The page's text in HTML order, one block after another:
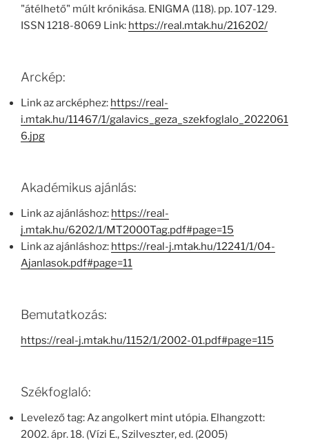
"átélhető" múlt krónikása. ENIGMA (118). pp. 107-129.
ISSN 1218-8069 Link: https://real.mtak.hu/216202/
Arckép:
Link az arcképhez: https://real-
i.mtak.hu/11467/1/galavics_geza_szekfoglalo_2022061
6.jpg
Akadémikus ajánlás:
Link az ajánláshoz: https://real-
j.mtak.hu/6202/1/MT2000Tag.pdf#page=15
Link az ajánláshoz: https://real-j.mtak.hu/12241/1/04-
Ajanlasok.pdf#page=11
Bemutatkozás:
https://real-j.mtak.hu/1152/1/2002-01.pdf#page=115
Székfoglaló:
Levelező tag: Az angolkert mint utópia. Elhangzott:
2002. ápr. 18. (Vízi E., Szilveszter, ed. (2005)